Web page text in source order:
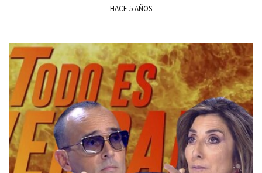
HACE 5 AÑOS